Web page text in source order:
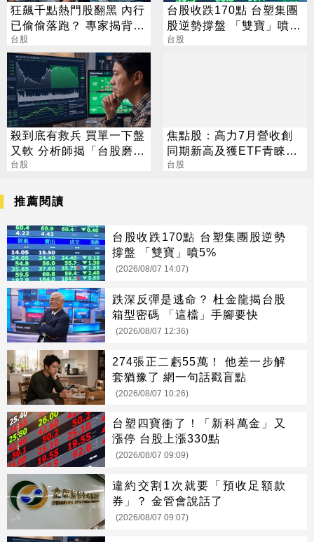
狂飆千點熱門股翻黑 內行
已偷偷落跑？ 專家揭背後
警訊
台股
台股收跌170點 台塑集團
股逆勢撐盤 「雙寶」噴
5%
台股
殺到底有救兵 買單一下盤
又軟 分析師揭「台股磨
人」背後真相
台股
焦點股：高力7月營收創
同期新高及獲ETF青睞，
盤中股價亮燈突破半年線
台股
推薦閱讀
台股收跌170點 台塑集團股逆勢
撐盤 「雙寶」噴5%
(2026/08/07 14:07)
跌深反彈是逃命？ 杜金龍揭台股
箱型密碼 「這檔」手腳要快
(2026/08/07 12:36)
274張正二虧55萬！ 他差一步解
套猶豫了 網一句話戳盲點
(2026/08/07 10:26)
台塑四寶衝了！「新科萬金」又
漲停 台股上漲330點
(2026/08/07 09:09)
違約交割1次就要「預收足額款
券」？ 金管會說話了
(2026/08/07 09:07)